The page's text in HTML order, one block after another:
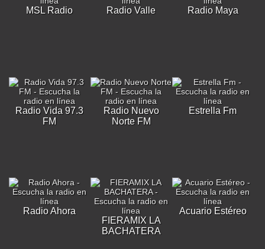
MSL Radio Radio Valle Radio Maya
Radio Vida 97.3
FM
Radio Nuevo
Norte FM
Estrella Fm
Radio Ahora
FIERAMIX LA
BACHATERA
Acuario Estéreo